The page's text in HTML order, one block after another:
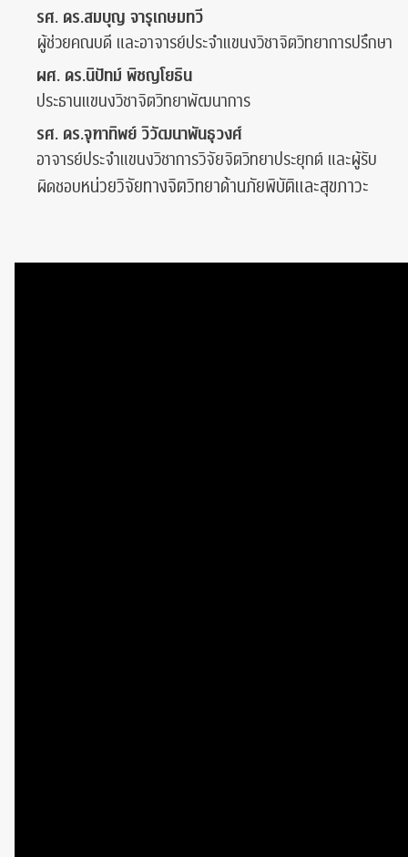
รศ. ดร.สมบุญ จารุเกษมทวี
ผู้ช่วยคณบดี และอาจารย์ประจำแขนงวิชาจิตวิทยาการปรึกษา
ผศ. ดร.นิปัทม์ พิชญโยธิน
ประธานแขนงวิชาจิตวิทยาพัฒนาการ
รศ. ดร.จุฑาทิพย์ วิวัฒนาพันธุวงศ์
อาจารย์ประจำแขนงวิชาการวิจัยจิตวิทยาประยุกต์ และผู้รับ
ผิดชอบหน่วยวิจัยทางจิตวิทยาด้านภัยพิบัติและสุขภาวะ